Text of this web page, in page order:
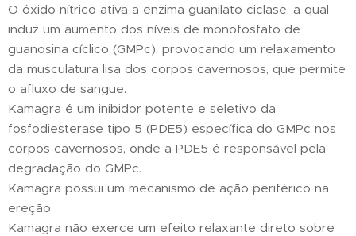
O óxido nítrico ativa a enzima guanilato ciclase, a qual
induz um aumento dos níveis de monofosfato de
guanosina cíclico (GMPc), provocando um relaxamento
da musculatura lisa dos corpos cavernosos, que permite
o afluxo de sangue.
Kamagra é um inibidor potente e seletivo da
fosfodiesterase tipo 5 (PDE5) específica do GMPc nos
corpos cavernosos, onde a PDE5 é responsável pela
degradação do GMPc.
Kamagra possui um mecanismo de ação periférico na
ereção.
Kamagra não exerce um efeito relaxante direto sobre